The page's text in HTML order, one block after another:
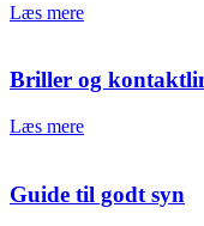
Læs mere
Briller og
Læs mere
Guide til godt syn